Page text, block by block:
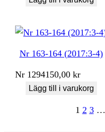
Nr 163-164 (2017:3-4)
Nr 1294150,00kr
Lägg till i varukorg
1 2 3 …